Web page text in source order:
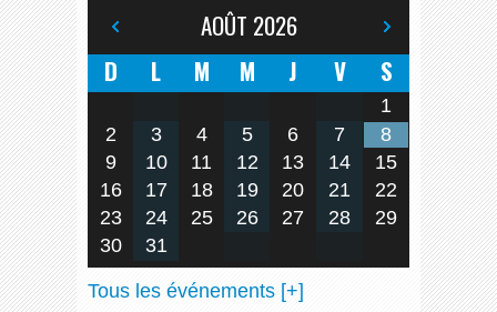
AOÛT 2026
D
L M M J V S
1
2
3 4 5 6 7
8
9
10 11 12 13 14
15
16
17 18 19 20 21
22
23
24 25 26 27 28
29
30
31
Tous les événements [+]